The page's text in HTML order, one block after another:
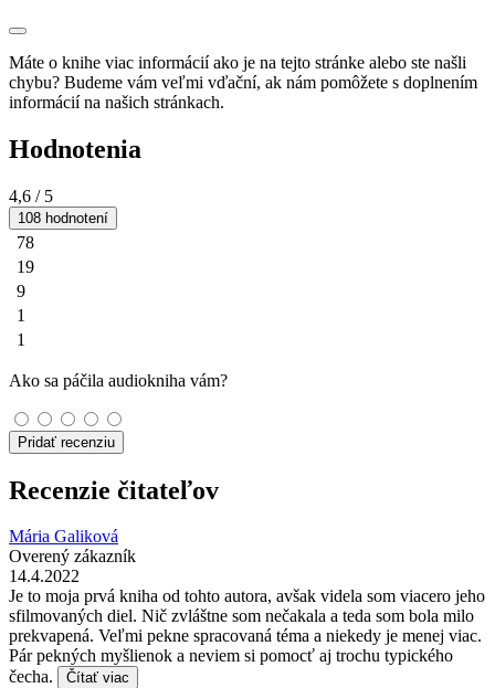
Máte o knihe viac informácií ako je na tejto stránke alebo ste našli
chybu? Budeme vám veľmi vďační, ak nám pomôžete s doplnením
informácií na našich stránkach.
Hodnotenia
4,6 / 5
108 hodnotení
78
19
9
1
1
Ako sa páčila audiokniha vám?
Pridať recenziu
Recenzie čitateľov
Mária Galiková
Overený zákazník
14.4.2022
Je to moja prvá kniha od tohto autora, avšak videla som viacero jeho
sfilmovaných diel. Nič zvláštne som nečakala a teda som bola milo
prekvapená. Veľmi pekne spracovaná téma a niekedy je menej viac.
Pár pekných myšlienok a neviem si pomocť aj trochu typického
čecha.
Čítať viac